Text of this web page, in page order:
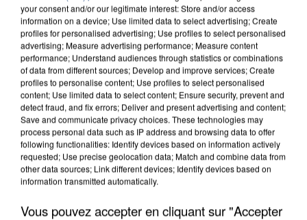
APRÈS TOUTES CES CANICULES, LES REFUGES
DE FAUNE SAUVAGE SONT...
your consent and/or our legitimate interest: Store and/or access
information on a device; Use limited data to select advertising; Create
profiles for personalised advertising; Use profiles to select personalised
advertising; Measure advertising performance; Measure content
performance; Understand audiences through statistics or combinations
of data from different sources; Develop and improve services; Create
profiles to personalise content; Use profiles to select personalised
content; Use limited data to select content; Ensure security, prevent and
detect fraud, and fix errors; Deliver and present advertising and content;
Save and communicate privacy choices. These technologies may
process personal data such as IP address and browsing data to offer
following functionalities: Identify devices based on information actively
requested; Use precise geolocation data; Match and combine data from
other data sources; Link different devices; Identify devices based on
information transmitted automatically.
Vous pouvez accepter en cliquant sur "Accepter